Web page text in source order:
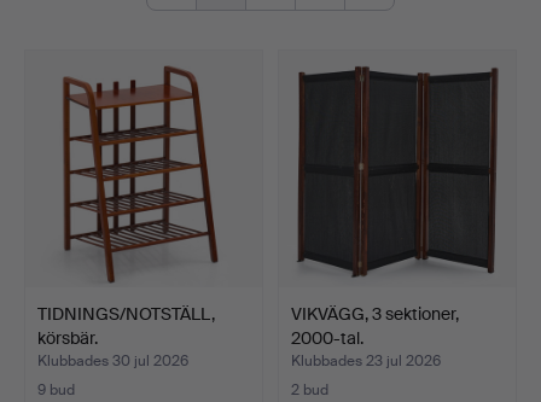
TIDNINGS/NOTSTÄLL,
körsbär.
Klubbades 30 jul 2026
9 bud
VIKVÄGG, 3 sektioner,
2000-tal.
Klubbades 23 jul 2026
2 bud